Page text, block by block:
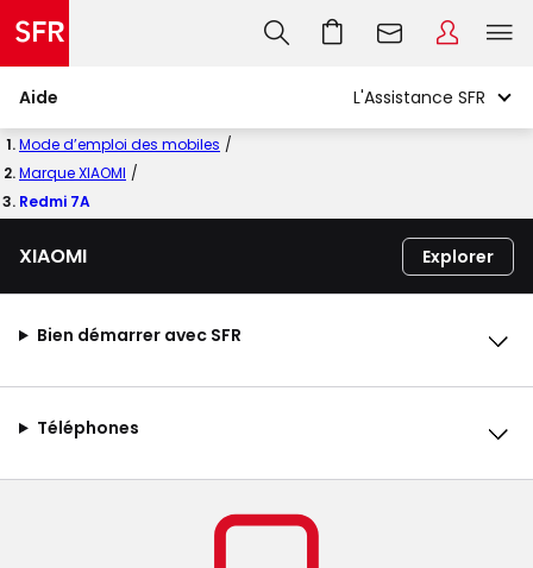
Aide
Mode d’emploi des mobiles
Marque XIAOMI
Redmi 7A
XIAOMI Explorer
Bien démarrer avec SFR
Téléphones